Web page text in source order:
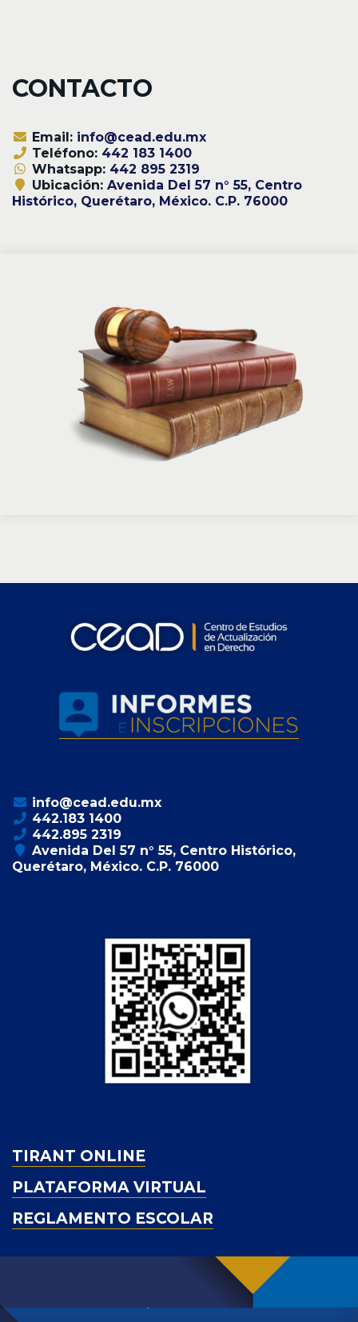
CONTACTO
Email: info@cead.edu.mx
Teléfono: 442 183 1400
Whatsapp: 442 895 2319
Ubicación: Avenida Del 57 n° 55, Centro
Histórico, Querétaro, México. C.P. 76000
info@cead.edu.mx
442.183 1400
442.895 2319
Avenida Del 57 n° 55, Centro Histórico,
Querétaro, México. C.P. 76000
TIRANT ONLINE
PLATAFORMA VIRTUAL
REGLAMENTO ESCOLAR